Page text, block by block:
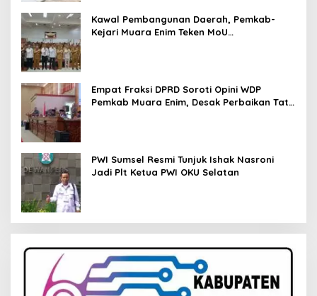
Kawal Pembangunan Daerah, Pemkab-
Kejari Muara Enim Teken MoU
Empat Fraksi DPRD Soroti Opini WDP
Pemkab Muara Enim, Desak Perbaikan Tata
PWI Sumsel Resmi Tunjuk Ishak Nasroni
Jadi Plt Ketua PWI OKU Selatan